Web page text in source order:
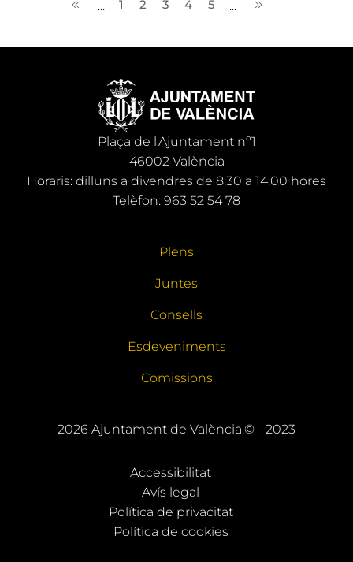
... 1 2 3 4 5 ...
Plaça de l'Ajuntament nº1
46002 València
Horaris: dilluns a divendres de 8:30 a 14:00 hores
Telèfon: 963 52 54 78
Plens
Juntes
Consells
Esdeveniments
Comissions
2026 Ajuntament de València.© 2023
Accessibilitat
Avís legal
Política de privacitat
Política de cookies